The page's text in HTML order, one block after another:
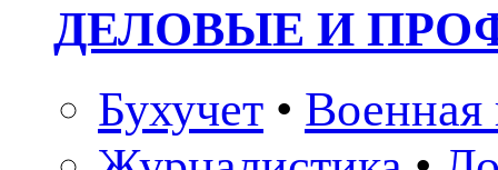
ДЕЛОВЫЕ И
Бухучет • Военная